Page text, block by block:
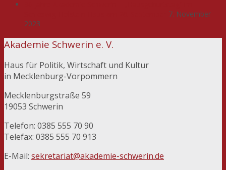
7. November
2023
Akademie Schwerin e. V.
Haus für Politik, Wirtschaft und Kultur
in Mecklenburg-Vorpommern
Mecklenburgstraße 59
19053 Schwerin
Telefon: 0385 555 70 90
Telefax: 0385 555 70 913
E-Mail: sekretariat@akademie-schwerin.de